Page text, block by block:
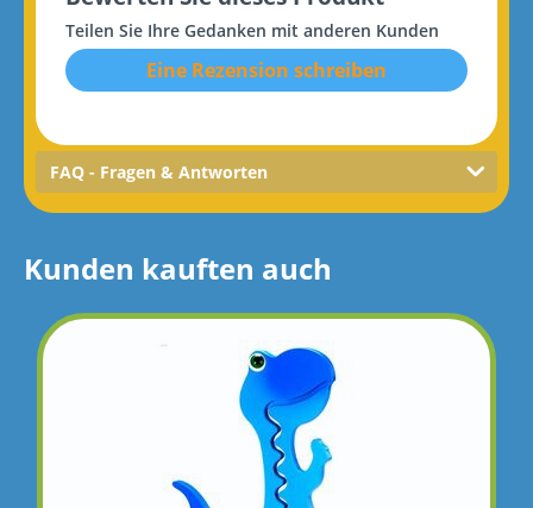
Teilen Sie Ihre Gedanken mit anderen Kunden
Eine Rezension schreiben
FAQ - Fragen & Antworten
Kunden kauften auch